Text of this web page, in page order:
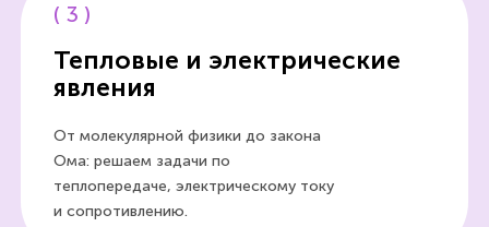
( 3 )
Тепловые и электрические
явления
От молекулярной физики до закона
Ома: решаем задачи по
теплопередаче, электрическому току
и сопротивлению.